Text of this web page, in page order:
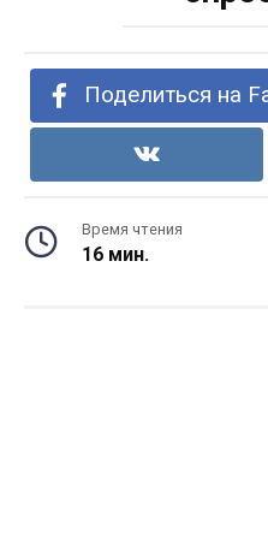
Поделиться на
Время чтения
16 мин.